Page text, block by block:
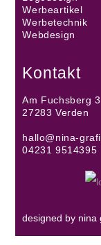
Werbeartikel
Werbetechnik
Webdesign
Kontakt
Am Fuchsberg 3
27283 Verden
hallo@nina-
04231 9514395
designed by nina